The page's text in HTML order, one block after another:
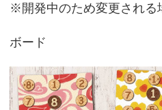
※開発中のため変更される
ボード